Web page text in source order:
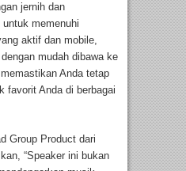
jernih dan
memenuhi
aktif dan mobile,
mudah dibawa ke
Anda tetap
favorit Anda di berbagai
Group Product dari
“Speaker ini bukan